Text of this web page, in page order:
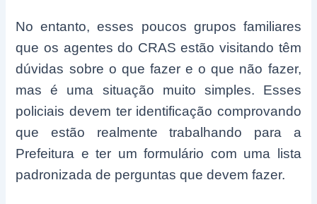
No entanto, esses poucos grupos familiares
que os agentes do CRAS estão visitando têm
dúvidas sobre o que fazer e o que não fazer,
mas é uma situação muito simples. Esses
policiais devem ter identificação comprovando
que estão realmente trabalhando para a
Prefeitura e ter um formulário com uma lista
padronizada de perguntas que devem fazer.